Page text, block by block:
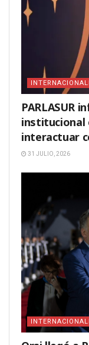
PARLASUR
institucional
interactuar
31 JULIO, 2026